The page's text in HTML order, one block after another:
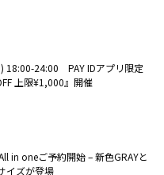
18:00-24:00 PAY IDアプリ限定
上限¥1,000』開催
in oneご予約開始 – 新色GRAYと
イズが登場